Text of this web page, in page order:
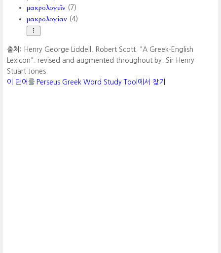
μακρολογεῖν (7)
μακρολογίαν (4)
출처: Henry George Liddell. Robert Scott. "A Greek-English
Lexicon". revised and augmented throughout by. Sir Henry
Stuart Jones.
이 단어를 Perseus Greek Word Study Tool에서 찾기